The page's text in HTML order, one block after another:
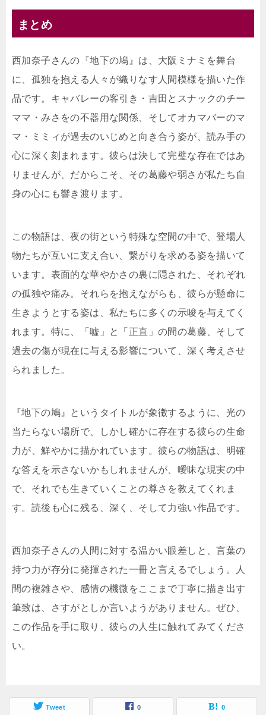
まとめ
西加奈子さんの『地下の鳩』は、大阪ミナミを舞台
に、孤独を抱える人々が織りなす人間模様を描いた作
品です。キャバレーの客引き・吉田とスナックのチー
ママ・みさをの不器用な関係、そしてオカマバーのマ
マ・ミミィが過去のいじめと向き合う姿が、読み手の
心に深く刻まれます。彼らは決して完璧な存在ではあ
りませんが、だからこそ、その葛藤や弱さが私たち自
身の心にも響き渡ります。
この物語は、夜の街という特殊な空間の中で、登場人
物たちが互いに支え合い、繋がりを求める姿を描いて
います。表面的な華やかさの裏に隠された、それぞれ
の孤独や痛み。それらを抱えながらも、彼らが懸命に
生きようとする姿は、私たちに多くの示唆を与えてく
れます。特に、「嘘」と「正直」の間の葛藤、そして
過去の傷が現在に与える影響について、深く考えさせ
られました。
『地下の鳩』というタイトルが象徴するように、光の
当たらない場所で、しかし確かに存在する彼らの生命
力が、鮮やかに描かれています。彼らの物語は、明確
な答えを示さないかもしれませんが、曖昧な現実の中
で、それでも生きていくことの尊さを教えてくれま
す。読後も心に残る、深く、そして力強い作品です。
西加奈子さんの人間に対する温かい眼差しと、言葉の
持つ力が存分に発揮された一冊と言えるでしょう。人
間の複雑さや、感情の機微をここまで丁寧に描き出す
筆致は、さすがとしか言いようがありません。ぜひ、
この作品を手に取り、彼らの人生に触れてみてくださ
い。
Tweet 0 0